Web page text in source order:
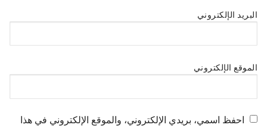
البريد الإلكتروني
الموقع الإلكتروني
احفظ اسمي، بريدي الإلكتروني، والموقع الإلكتروني في هذا